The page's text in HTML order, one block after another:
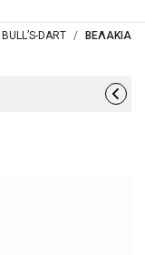
BULL’S-DART ΒΕΛΑΚΙΑ